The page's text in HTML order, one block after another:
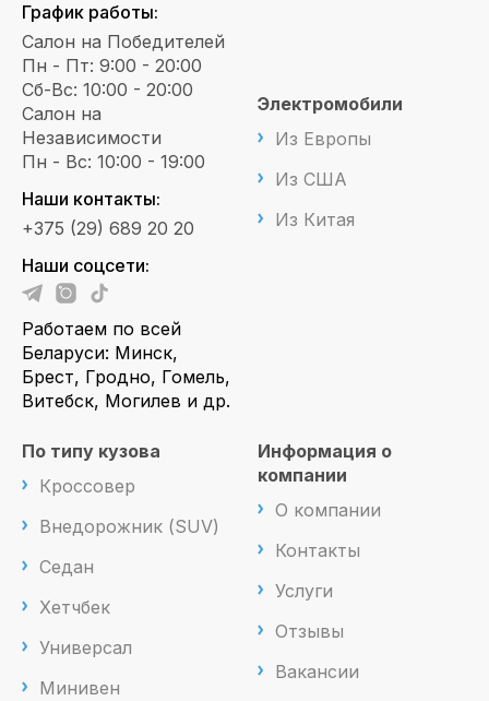
График работы:
Салон на Победителей
Пн - Пт: 9:00 - 20:00
Сб-Вс: 10:00 - 20:00
Салон на
Независимости
Пн - Вс: 10:00 - 19:00
Наши контакты:
+375 (29) 689 20 20
Наши соцсети:
Работаем по всей
Беларуси: Минск,
Брест, Гродно, Гомель,
Витебск, Могилев и др.
Электромобили
Из Европы
Из США
Из Китая
По типу кузова
Кроссовер
Внедорожник (SUV)
Седан
Хетчбек
Универсал
Минивен
Информация о
компании
О компании
Контакты
Услуги
Отзывы
Вакансии